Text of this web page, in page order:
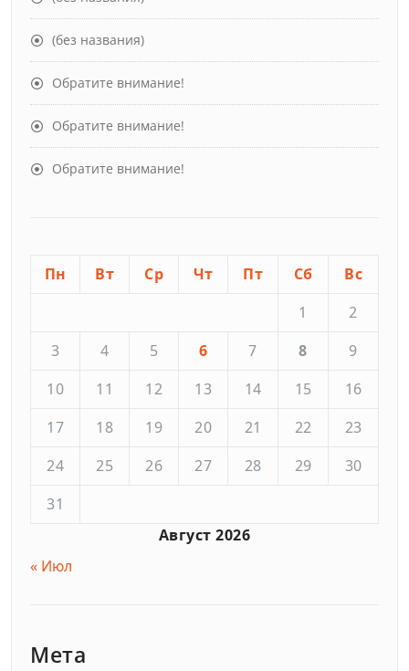
(без названия)
Обратите внимание!
Обратите внимание!
Обратите внимание!
Август 2026
Пн Вт Ср Чт Пт Сб
Вс
1
2
3
4 5 6 7 8
9
10
11 12 13 14 15
16
17
18 19 20 21 22
23
24
25 26 27 28 29
30
31
« Июл
Мета